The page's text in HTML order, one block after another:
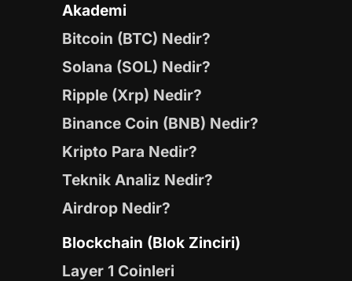
Akademi
Bitcoin (BTC) Nedir?
Solana (SOL) Nedir?
Ripple (Xrp) Nedir?
Binance Coin (BNB) Nedir?
Kripto Para Nedir?
Teknik Analiz Nedir?
Airdrop Nedir?
Blockchain (Blok Zinciri)
Layer 1 Coinleri